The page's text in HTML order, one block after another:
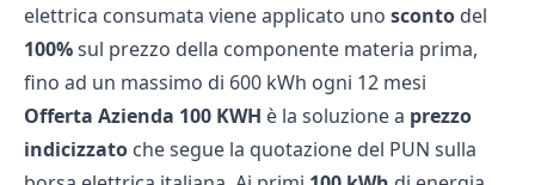
elettrica consumata viene applicato uno sconto del
100%sul prezzo della componente materia prima,
fino ad un massimo di 600 kWh ogni 12 mesi
Offerta Azienda 100 KWH è la soluzione a prezzo
indicizzato che segue la quotazione del PUN sulla